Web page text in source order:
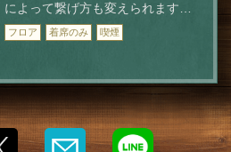
によって繋げ方も変えられます。
幹事様におすすめ♪１F合わせる
フロア 着席のみ 喫煙